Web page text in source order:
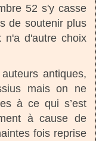
52 s'y casse
de soutenir plus
n'a d'autre choix
antiques,
mais on ne
à ce qui s’est
à cause de
fois reprise